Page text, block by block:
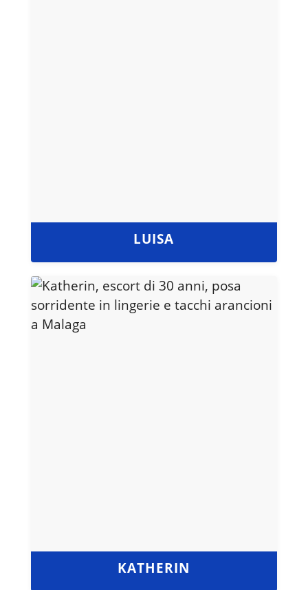
LUISA
KATHERIN